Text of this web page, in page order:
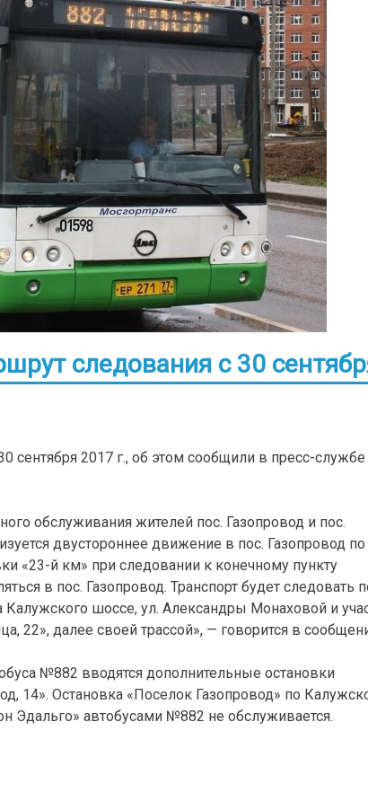
следования с 30
сентября 2017 г., об этом сообщили в пресс-
обслуживания жителей пос. Газопровод и пос.
двустороннее движение в пос. Газопровод по
«23-й км» при следовании к конечному пункту
в пос. Газопровод. Транспорт будет следовать
шоссе, ул. Александры Монаховой и
22», далее своей трассой», — говорится в
№882 вводятся дополнительные остановки
14». Остановка «Поселок Газопровод» по
Эдальго» автобусами №882 не обслуживается.